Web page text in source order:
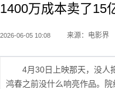
1400万成本卖了15
2026-06-05 10:08 来源：电影界
4月30日上映那天，没人
鸿春之前没什么响亮作品。院